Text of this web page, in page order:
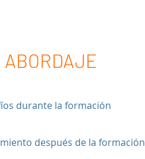
ABORDAJE
durante la formación
después de la formación